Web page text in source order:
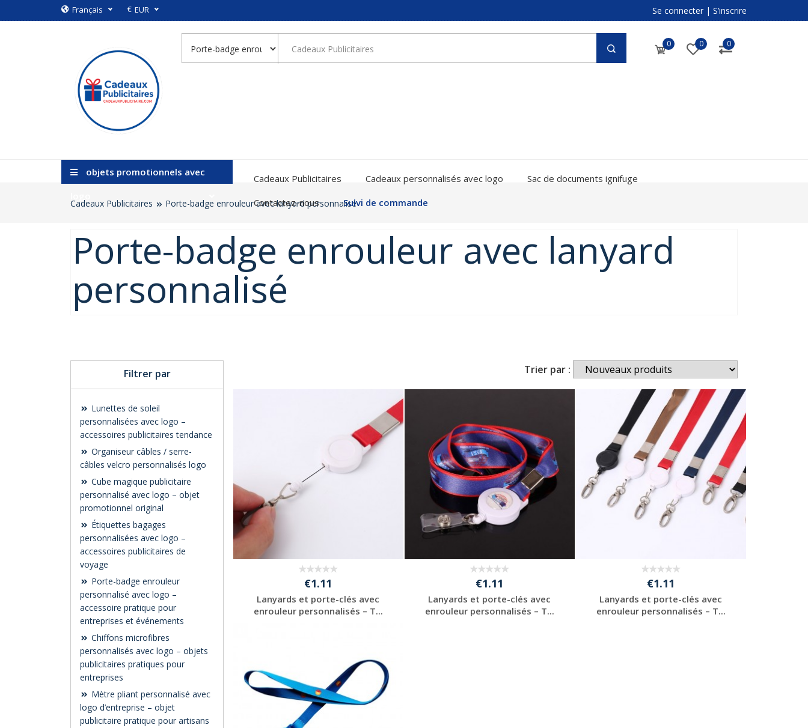
Français € EUR Se connecter | S’inscrire
0 0 0
objets promotionnels avec
Cadeaux Publicitaires Cadeaux personnalisés avec logo
Sac de documents ignifuge
Contactez-nous
Suivi de commande
Cadeaux Publicitaires Porte-badge enrouleur avec lanyard personnalisé
Porte-badge enrouleur avec lanyard
personnalisé
Filtrer par
Lunettes de soleil
personnalisées avec logo –
accessoires publicitaires tendance
Organiseur câbles / serre-
câbles velcro personnalisés logo
Cube magique publicitaire
personnalisé avec logo – objet
promotionnel original
Étiquettes bagages
personnalisées avec logo –
accessoires publicitaires de
voyage
Porte-badge enrouleur
personnalisé avec logo –
accessoire pratique pour
entreprises et événements
Chiffons microfibres
personnalisés avec logo – objets
publicitaires pratiques pour
entreprises
Mètre pliant personnalisé avec
logo d’entreprise – objet
publicitaire pratique pour artisans
Trier par :
€1.11
Lanyards et porte-clés avec
enrouleur personnalisés – T...
€1.11
Lanyards et porte-clés avec
enrouleur personnalisés – T...
€1.11
Lanyards et porte-clés avec
enrouleur personnalisés – T...